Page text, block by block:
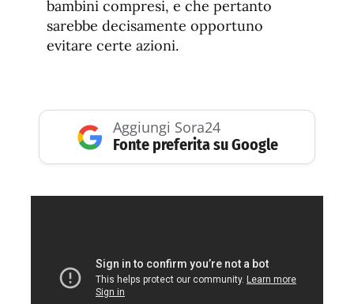
bambini compresi, e che pertanto
sarebbe decisamente opportuno
evitare certe azioni.
Aggiungi Sora24
Fonte preferita su Google